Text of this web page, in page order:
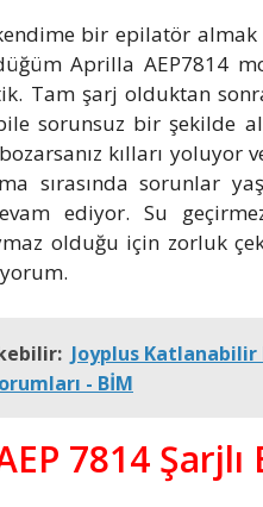
bir epilatör
Aprilla AEP7814
Tam şarj olduktan
sorunsuz bir şekilde
kılları yoluyor
sırasında sorunlar
ediyor. Su
olduğu için zorluk
Joyplus Katlanabilir
- BİM
7814 Şarjlı